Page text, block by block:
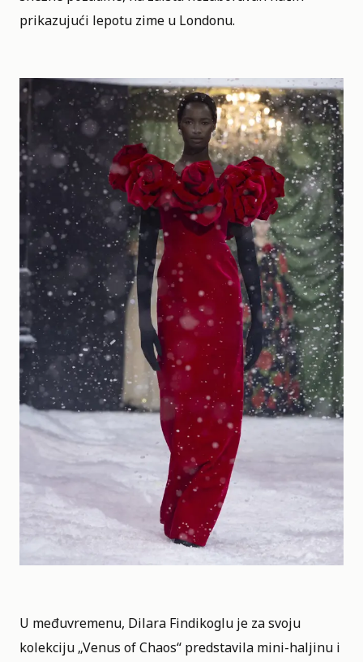
prikazujući lepotu zime u Londonu.
U međuvremenu, Dilara Findikoglu je za svoju
kolekciju „Venus of Chaos“ predstavila mini-haljinu i